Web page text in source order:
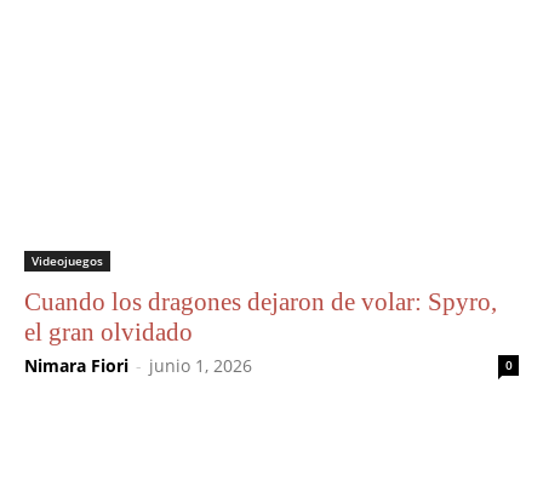
Videojuegos
Cuando los dragones dejaron de volar: Spyro,
el gran olvidado
Nimara Fiori - junio 1, 2026 0